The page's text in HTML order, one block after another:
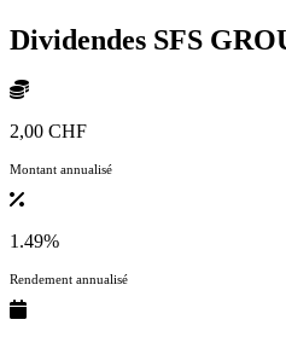
Dividendes SFS
2,00 CHF
Montant annualisé
1.49%
Rendement annualisé